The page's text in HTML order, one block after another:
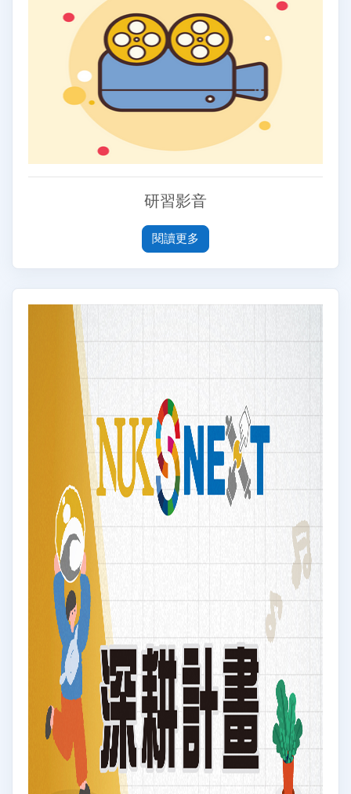
研習影音
閱讀更多